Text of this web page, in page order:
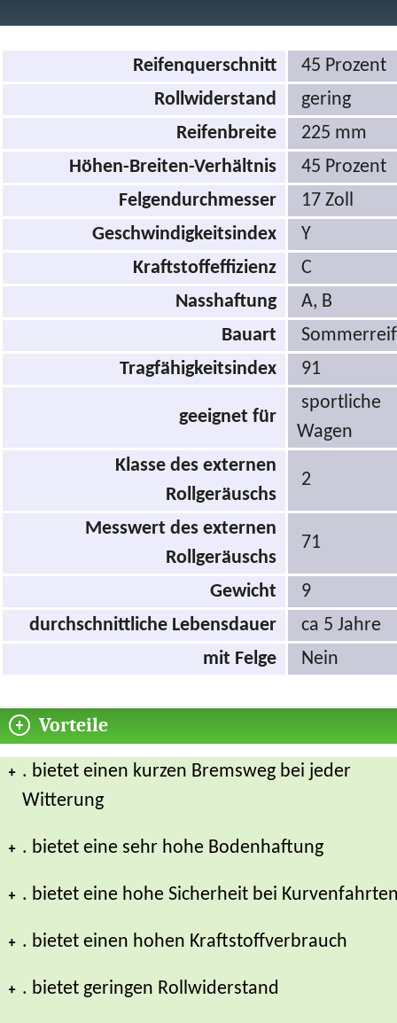
Reifenquerschnitt
45 Prozent
Rollwiderstand
gering
Reifenbreite
225 mm
Höhen-Breiten-Verhältnis
45 Prozent
Felgendurchmesser
17 Zoll
Geschwindigkeitsindex
Y
Kraftstoffeffizienz
C
Nasshaftung
A, B
Bauart
Tragfähigkeitsindex
91
geeignet für
sportliche
Wagen
Klasse des externen
Rollgeräuschs
2
Messwert des externen
Rollgeräuschs
71
Gewicht
9
durchschnittliche Lebensdauer
ca 5 Jahre
mit Felge
Nein
Vorteile
. bietet einen kurzen Bremsweg bei jeder
Witterung
. bietet eine sehr hohe Bodenhaftung
. bietet eine hohe Sicherheit bei
. bietet einen hohen Kraftstoffverbrauch
. bietet geringen Rollwiderstand